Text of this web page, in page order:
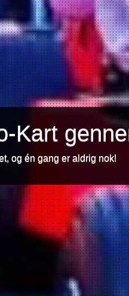
Kart
og én gang er aldrig nok!